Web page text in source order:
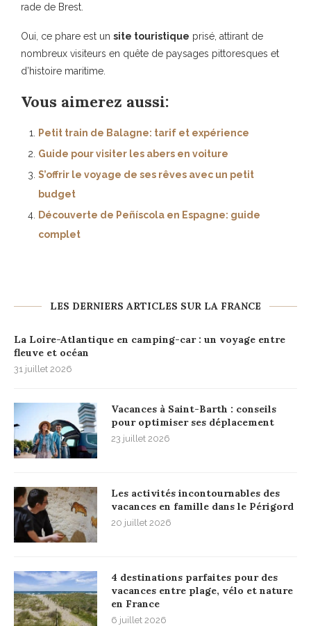
rade de Brest.
Oui, ce phare est un site touristique prisé, attirant de
nombreux visiteurs en quête de paysages pittoresques et
d’histoire maritime.
Vous aimerez aussi:
Petit train de Balagne: tarif et expérience
Guide pour visiter les abers en voiture
S’offrir le voyage de ses rêves avec un petit
budget
Découverte de Peñíscola en Espagne: guide
complet
LES DERNIERS ARTICLES SUR LA FRANCE
La Loire-Atlantique en camping-car : un voyage entre
fleuve et océan
31 juillet 2026
Vacances à Saint-Barth : conseils
pour optimiser ses déplacement
23 juillet 2026
Les activités incontournables des
vacances en famille dans le Périgord
20 juillet 2026
4 destinations parfaites pour des
vacances entre plage, vélo et nature
en France
6 juillet 2026